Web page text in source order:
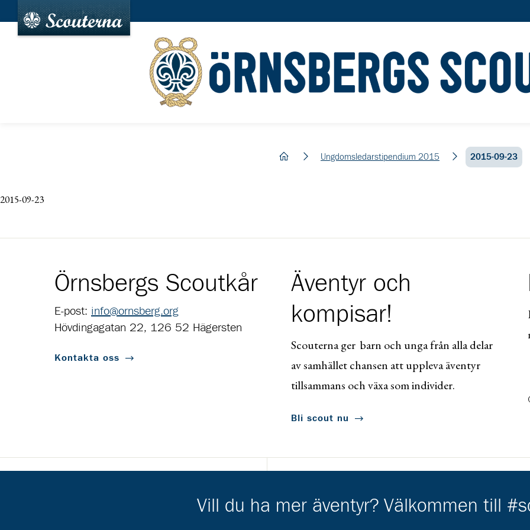
hem Ungdomsledarstipendium 2015 2015-09-23
2015-09-23
Örnsbergs Scoutkår
E-post: info@ornsberg.org
Hövdingagatan 22, 126 52 Hägersten
Kontakta oss
Äventyr och
kompisar!
Scouterna ger barn och unga från alla delar
av samhället chansen att uppleva äventyr
tillsammans och växa som individer.
Bli scout nu
Vill du ha mer äventyr? Välkommen till